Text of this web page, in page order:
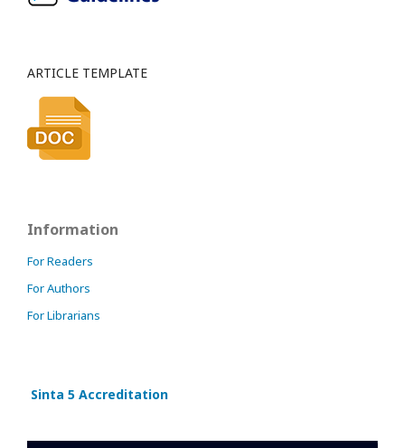
ARTICLE TEMPLATE
Information
For Readers
For Authors
For Librarians
Sinta 5 Accreditation